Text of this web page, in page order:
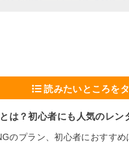
読みたいところを
は？初心者にも人気のレン
のプラン、初心者におすすめ